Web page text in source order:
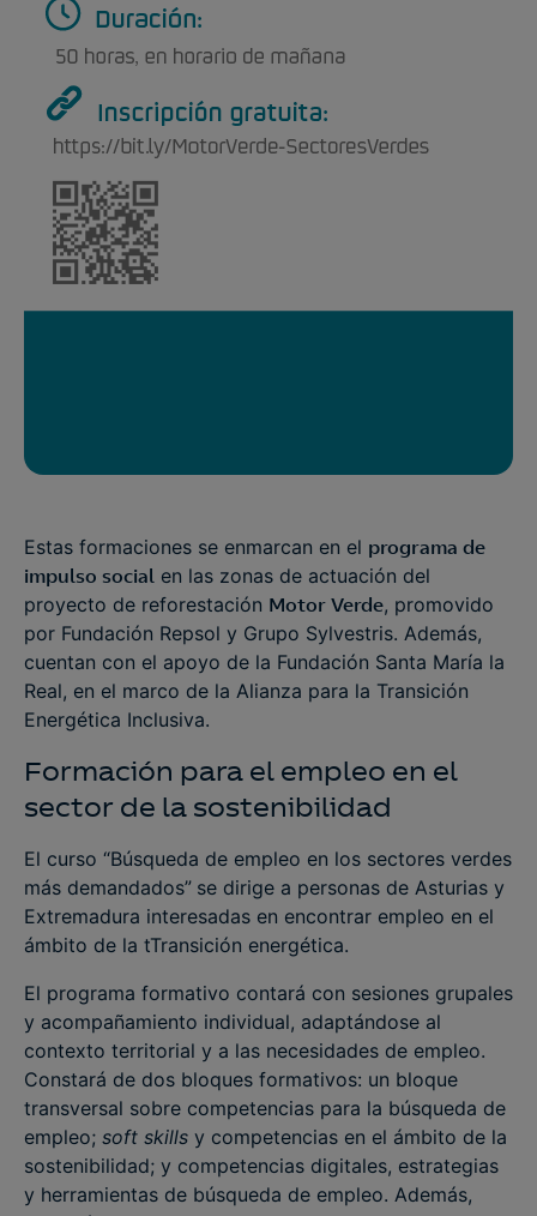
Estas formaciones se enmarcan en el programa de
impulso social en las zonas de actuación del
proyecto de reforestación Motor Verde, promovido
por Fundación Repsol y Grupo Sylvestris. Además,
cuentan con el apoyo de la Fundación Santa María la
Real, en el marco de la Alianza para la Transición
Energética Inclusiva.
Formación para el empleo en el
sector de la sostenibilidad
El curso “Búsqueda de empleo en los sectores verdes
más demandados” se dirige a personas de Asturias y
Extremadura interesadas en encontrar empleo en el
ámbito de la tTransición energética.
El programa formativo contará con sesiones grupales
y acompañamiento individual, adaptándose al
contexto territorial y a las necesidades de empleo.
Constará de dos bloques formativos: un bloque
transversal sobre competencias para la búsqueda de
empleo; soft skills y competencias en el ámbito de la
sostenibilidad; y competencias digitales, estrategias
y herramientas de búsqueda de empleo. Además,